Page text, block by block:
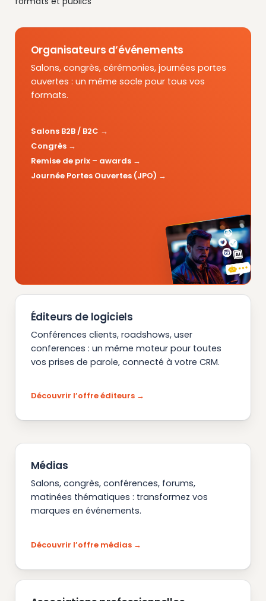
Organisateurs d’événements
Salons, congrès, cérémonies, journées portes
ouvertes : un même socle pour tous vos
formats.
Salons B2B / B2C
Congrès
Remise de prix – awards
Journée Portes Ouvertes (JPO)
Éditeurs de logiciels
Conférences clients, roadshows, user
conferences : un même moteur pour toutes
vos prises de parole, connecté à votre CRM.
Découvrir l’offre éditeurs
Médias
Salons, congrès, conférences, forums,
matinées thématiques : transformez vos
marques en événements.
Découvrir l’offre médias